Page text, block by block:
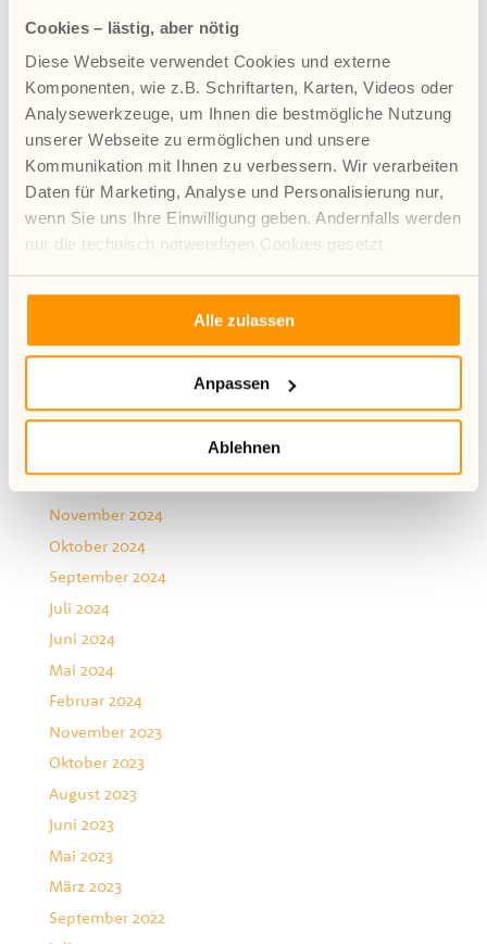
Cookies – lästig, aber nötig
Diese Webseite verwendet Cookies und externe
Komponenten, wie z.B. Schriftarten, Karten, Videos oder
Analysewerkzeuge, um Ihnen die bestmögliche Nutzung
unserer Webseite zu ermöglichen und unsere
Kommunikation mit Ihnen zu verbessern. Wir verarbeiten
Daten für Marketing, Analyse und Personalisierung nur,
wenn Sie uns Ihre Einwilligung geben. Andernfalls werden
nur die technisch notwendigen Cookies gesetzt.
Mehr Infos zur Verwendung von Cookies finden Sie in
unserer Datenschutzerklärung.
Alle zulassen
Anpassen
Ablehnen
Juni 2026
Mai 2026
April 2026
März 2026
Januar 2026
Dezember 2025
August 2025
Juni 2025
April 2025
Februar 2025
November 2024
Oktober 2024
September 2024
Juli 2024
Juni 2024
Mai 2024
Februar 2024
November 2023
Oktober 2023
August 2023
Juni 2023
Mai 2023
März 2023
September 2022